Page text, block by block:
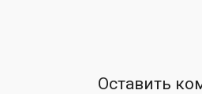
Оставить